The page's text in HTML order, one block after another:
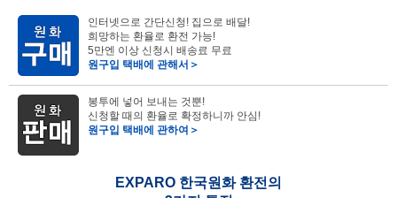
인터넷으로 간단신청! 집으로 배달!
희망하는 환율로 환전 가능!
5만엔 이상 신청시 배송료 무료
원구입 택배에 관해서＞
봉투에 넣어 보내는 것뿐!
신청할 때의 환율로 확정하니까 안심!
원구입 택배에 관하여＞
EXPARO 한국원화 환전의